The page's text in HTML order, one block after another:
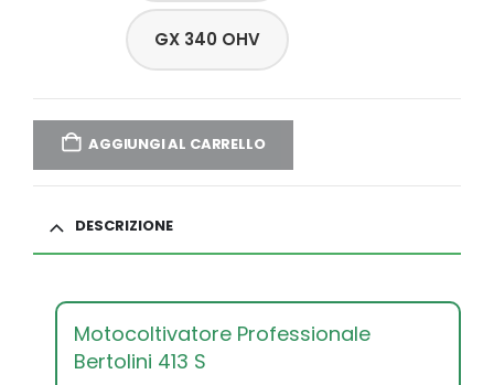
GX 340 OHV
AGGIUNGI AL CARRELLO
DESCRIZIONE
Motocoltivatore Professionale
Bertolini 413 S